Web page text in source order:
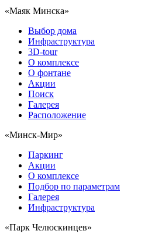
«Маяк Минска»
Выбор дома
Инфраструктура
3D-tour
О комплексе
О фонтане
Акции
Поиск
Галерея
Расположение
«Минск-Мир»
Паркинг
Акции
О комплексе
Подбор по параметрам
Галерея
Инфраструктура
«Парк Челюскинцев»